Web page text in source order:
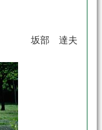
坂部 達夫